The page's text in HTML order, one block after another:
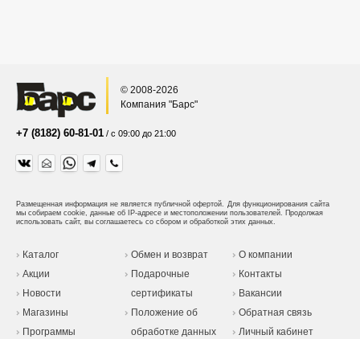
© 2008-2026
Компания "Барс"
+7 (8182) 60-81-01 / с 09:00 до 21:00
Размещенная информация не является публичной офертой. Для функционирования сайта
мы собираем cookie, данные об IP-адресе и местоположении пользователей. Продолжая
использовать сайт, вы соглашаетесь со сбором и обработкой этих данных.
Каталог
Акции
Новости
Магазины
Программы
Обмен и возврат
Подарочные
сертификаты
Положение об
обработке данных
О компании
Контакты
Вакансии
Обратная связь
Личный кабинет